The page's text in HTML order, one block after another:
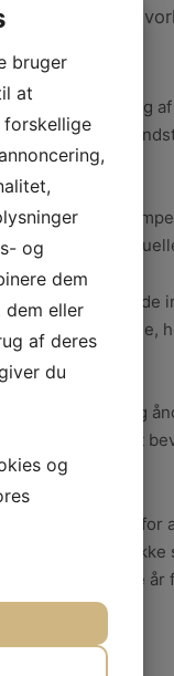
og andre
og behandling
plak og
til at
korrigere
den eksisterende
derhjemme,
tandkødet, dårlig
chancerne for at
hjælp. Sørg for
til din specifikke
tænder i mange år
bruger
at
og
dem
dem eller
af deres
du
og